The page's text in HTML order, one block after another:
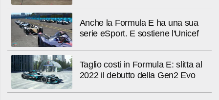
Anche la Formula E ha una sua
serie eSport. E sostiene l'Unicef
Taglio costi in Formula E: slitta al
2022 il debutto della Gen2 Evo